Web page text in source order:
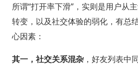
所谓“打开率下滑”，实则是用户从
转变，以及社交体验的弱化，有总
心因素：
其一，社交关系混杂，好友列表中